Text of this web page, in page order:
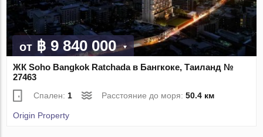
от ฿ 9 840 000
ЖК Soho Bangkok Ratchada в Бангкоке, Таиланд №
27463
Спален: 1 Расстояние до моря:50.4 км
Origin Property